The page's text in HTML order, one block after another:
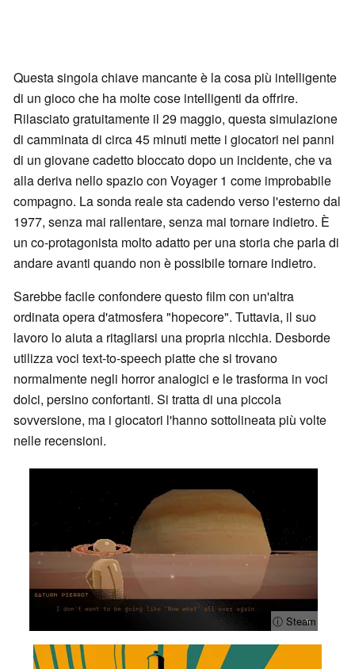
Questa singola chiave mancante è la cosa più intelligente
di un gioco che ha molte cose intelligenti da offrire.
Rilasciato gratuitamente il 29 maggio, questa simulazione
di camminata di circa 45 minuti mette i giocatori nei panni
di un giovane cadetto bloccato dopo un incidente, che va
alla deriva nello spazio con Voyager 1 come improbabile
compagno. La sonda reale sta cadendo verso l'esterno dal
1977, senza mai rallentare, senza mai tornare indietro. È
un co-protagonista molto adatto per una storia che parla di
andare avanti quando non è possibile tornare indietro.
Sarebbe facile confondere questo film con un'altra
ordinata opera d'atmosfera "hopecore". Tuttavia, il suo
lavoro lo aiuta a ritagliarsi una propria nicchia. Desborde
utilizza voci text-to-speech piatte che si trovano
normalmente negli horror analogici e le trasforma in voci
dolci, persino confortanti. Si tratta di una piccola
sovversione, ma i giocatori l'hanno sottolineata più volte
nelle recensioni.
ⓘ Steam